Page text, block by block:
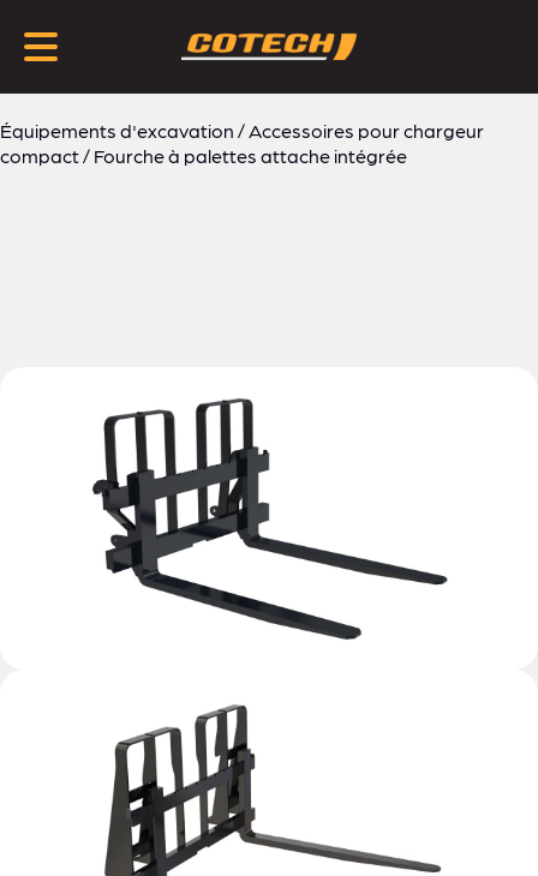
Équipements d'excavation/Accessoires pour chargeur
compact/Fourche à palettes attache intégrée